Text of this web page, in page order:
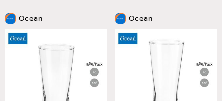
Ocean Ocean